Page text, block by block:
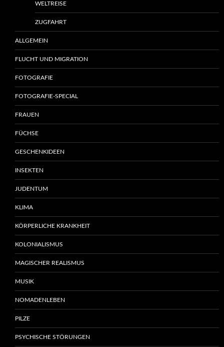
WELTREISE
ZUGFAHRT
ALLGEMEIN
FLUCHT UND MIGRATION
FOTOGRAFIE
FOTOGRAFIE-SPECIAL
FRAUEN
FÜCHSE
GESCHENKIDEEN
INSEKTEN
JUDENTUM
KLIMA
KÖRPERLICHE KRANKHEIT
KOLONIALISMUS
MAGISCHER REALISMUS
MUSIK
NOMADENLEBEN
PILZE
PSYCHISCHE STÖRUNGEN